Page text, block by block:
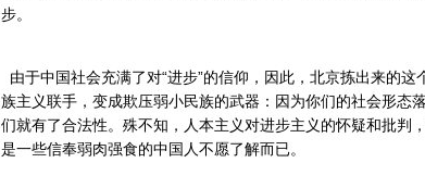
步。
由于中国社会充满了对“进步”的信仰，因此，北京拣出来的
族主义联手，变成欺压弱小民族的武器：因为你们的社会形态
们就有了合法性。殊不知，人本主义对进步主义的怀疑和批判
是一些信奉弱肉强食的中国人不愿了解而已。